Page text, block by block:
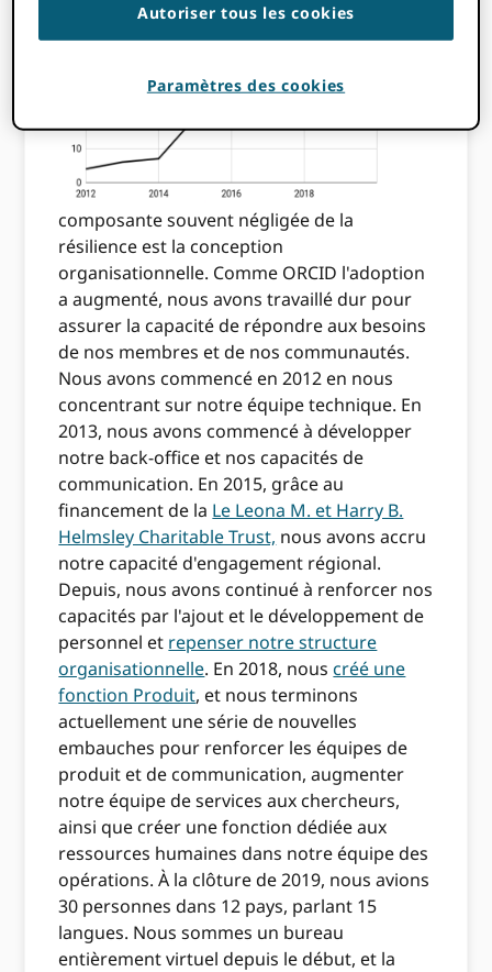
composante souvent négligée de la
résilience est la conception
organisationnelle. Comme ORCID l'adoption
a augmenté, nous avons travaillé dur pour
assurer la capacité de répondre aux besoins
de nos membres et de nos communautés.
Nous avons commencé en 2012 en nous
concentrant sur notre équipe technique. En
2013, nous avons commencé à développer
notre back-office et nos capacités de
communication. En 2015, grâce au
financement de la Le Leona M. et Harry B.
Helmsley Charitable Trust, nous avons accru
notre capacité d'engagement régional.
Depuis, nous avons continué à renforcer nos
capacités par l'ajout et le développement de
personnel et repenser notre structure
organisationnelle. En 2018, nouscréé une
fonction Produit, et nous terminons
actuellement une série de nouvelles
embauches pour renforcer les équipes de
produit et de communication, augmenter
notre équipe de services aux chercheurs,
ainsi que créer une fonction dédiée aux
ressources humaines dans notre équipe des
opérations. À la clôture de 2019, nous avions
30 personnes dans 12 pays, parlant 15
langues. Nous sommes un bureau
entièrement virtuel depuis le début, et la
Autoriser tous les cookies
Paramètres des cookies